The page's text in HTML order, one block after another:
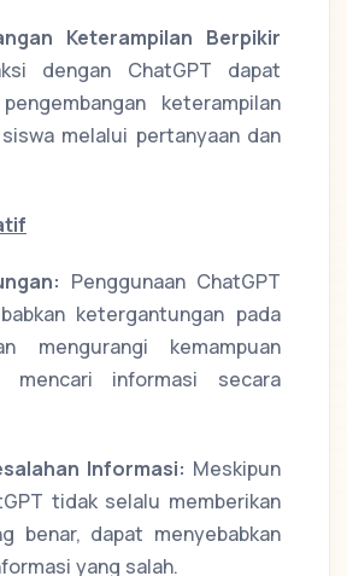
Keterampilan Berpikir
dengan ChatGPT dapat
keterampilan
melalui pertanyaan dan
Penggunaan ChatGPT
ketergantungan pada
mengurangi kemampuan
mencari informasi secara
Informasi: Meskipun
tidak selalu memberikan
benar, dapat menyebabkan
yang salah.